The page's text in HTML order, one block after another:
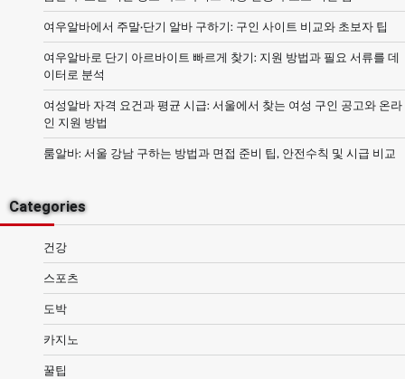
여우알바에서 주말·단기 알바 구하기: 구인 사이트 비교와 초보자 팁
여우알바로 단기 아르바이트 빠르게 찾기: 지원 방법과 필요 서류를 데
이터로 분석
여성알바 자격 요건과 평균 시급: 서울에서 찾는 여성 구인 공고와 온라
인 지원 방법
룸알바: 서울 강남 구하는 방법과 면접 준비 팁, 안전수칙 및 시급 비교
Categories
건강
스포츠
도박
카지노
꿀팁